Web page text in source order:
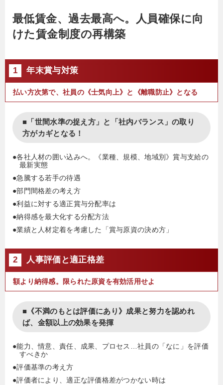
年、賃金管理研究所に入所。2020年9月、弥富拓海
氏に代わり、３代目の所長に就任。
わず、300社近くを指導。
最低賃金、過去最高へ。人員確保に向
けた賃金制度の再構築
1 年末賞与対策
払い方次第で、社員の《士気向上》と《離職防止》となる
■「世間水準の捉え方」と「社内バランス」の取り
方がカギとなる！
●各社人材の囲い込みへ。《業種、規模、地域別》賞与支給の
最新実態
●急騰する若手の待遇
●部門間格差の考え方
●利益に対する適正賞与分配率は
●納得感を最大化する分配方法
●業績と人材定着を考慮した「賞与原資の決め方」
2 人事評価と適正格差
額より納得感。限られた原資を有効活用せよ
■《不満のもとは評価にあり》成果と努力を認めれ
ば、金額以上の効果を発揮
●能力、情意、責任、成果、プロセス…社員の「なに」を評価
すべきか
●評価基準の考え方
●評価者により、適正な評価格差がつかない時は